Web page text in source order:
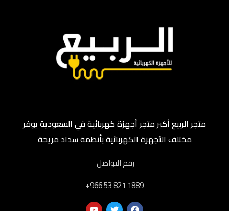
متجر الربيع أكبر متجر أجهزة كهربائية في السعودية يوفر
مختلف الأجهزة الكهربائية بأنظمة سداد مريحة
رقم التواصل
‎+966 53 821 1889